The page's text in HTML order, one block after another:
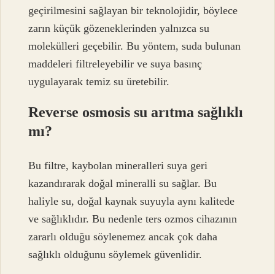
geçirilmesini sağlayan bir teknolojidir, böylece
zarın küçük gözeneklerinden yalnızca su
molekülleri geçebilir. Bu yöntem, suda bulunan
maddeleri filtreleyebilir ve suya basınç
uygulayarak temiz su üretebilir.
Reverse osmosis su arıtma sağlıklı
mı?
Bu filtre, kaybolan mineralleri suya geri
kazandırarak doğal mineralli su sağlar. Bu
haliyle su, doğal kaynak suyuyla aynı kalitede
ve sağlıklıdır. Bu nedenle ters ozmos cihazının
zararlı olduğu söylenemez ancak çok daha
sağlıklı olduğunu söylemek güvenlidir.